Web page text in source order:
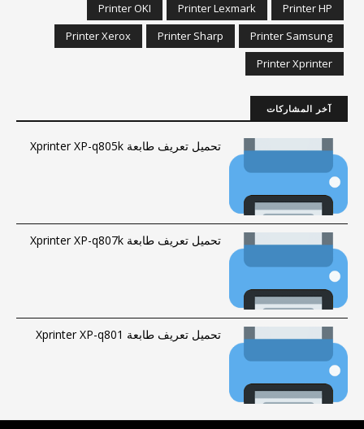
Printer HP
Printer Lexmark
Printer OKI
Printer Samsung
Printer Sharp
Printer Xerox
Printer Xprinter
آخر المشاركات
تحميل تعريف طابعة Xprinter XP-q805k
تحميل تعريف طابعة Xprinter XP-q807k
تحميل تعريف طابعة Xprinter XP-q801